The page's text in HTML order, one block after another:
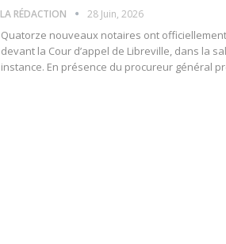
LA RÉDACTION 28 Juin, 2026
Quatorze nouveaux notaires ont
devant la Cour d’appel de Libreville, dans la
instance. En présence du procureur général